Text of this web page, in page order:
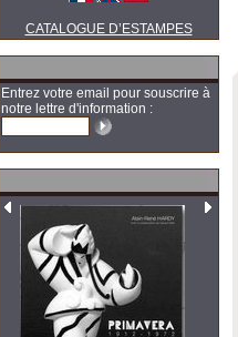
CATALOGUE D’ESTAMPES
Entrez votre email pour souscrire à
notre lettre d'information :